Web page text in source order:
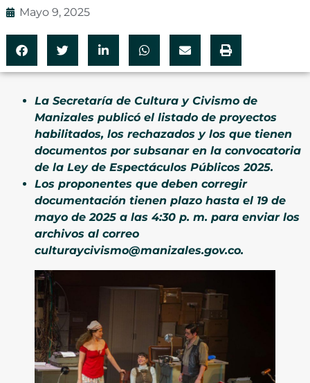
Mayo 9, 2025
La Secretaría de Cultura y Civismo de
Manizales publicó el listado de proyectos
habilitados, los rechazados y los que tienen
documentos por subsanar en la convocatoria
de la Ley de Espectáculos Públicos 2025.
Los proponentes que deben corregir
documentación tienen plazo hasta el 19 de
mayo de 2025 a las 4:30 p. m. para enviar los
archivos al correo
culturaycivismo@manizales.gov.co.